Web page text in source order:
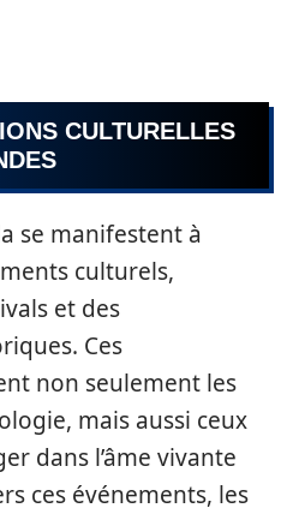
CULTURELLES
se manifestent à
culturels,
et des
Ces
non seulement les
mais aussi ceux
dans l’âme vivante
ces événements, les